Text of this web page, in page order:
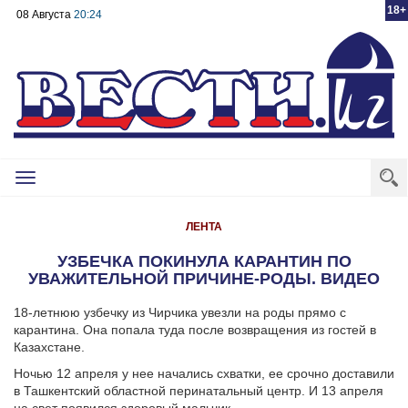
18+
08 Августа 20:24
Toggle
ЛЕНТА
УЗБЕЧКА ПОКИНУЛА КАРАНТИН ПО
УВАЖИТЕЛЬНОЙ ПРИЧИНЕ-РОДЫ. ВИДЕО
18-летнюю узбечку из Чирчика увезли на роды прямо с
карантина. Она попала туда после возвращения из гостей в
Казахстане.
Ночью 12 апреля у нее начались схватки, ее срочно доставили
в Ташкентский областной перинатальный центр. И 13 апреля